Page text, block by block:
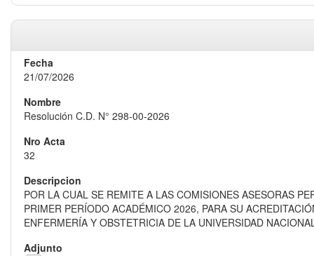
21/07/2026
Resolución C.D. N° 298-00-2026
32
POR LA CUAL SE REMITE A LAS COMISIONES ASESORAS
PRIMER PERÍODO ACADÉMICO 2026, PARA SU
ENFERMERÍA Y OBSTETRICIA DE LA UNIVERSIDAD